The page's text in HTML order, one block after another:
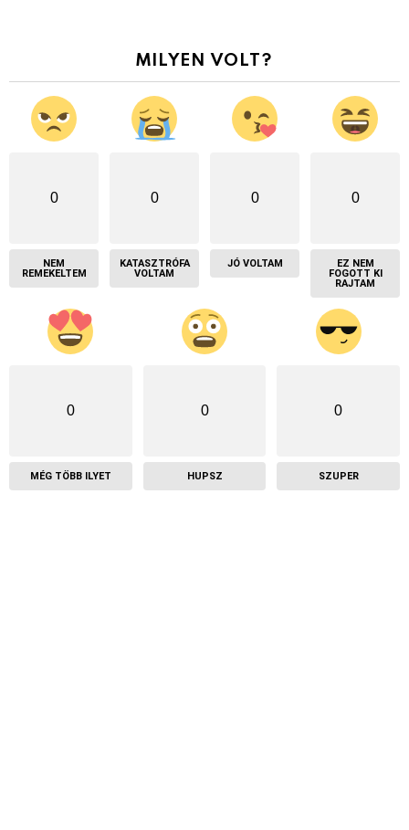
MILYEN VOLT?
0
NEM
REMEKELTEM
0
KATASZTRÓFA
VOLTAM
0
JÓ VOLTAM
0
EZ NEM
FOGOTT KI
RAJTAM
0
MÉG TÖBB ILYET
0
HUPSZ
0
SZUPER